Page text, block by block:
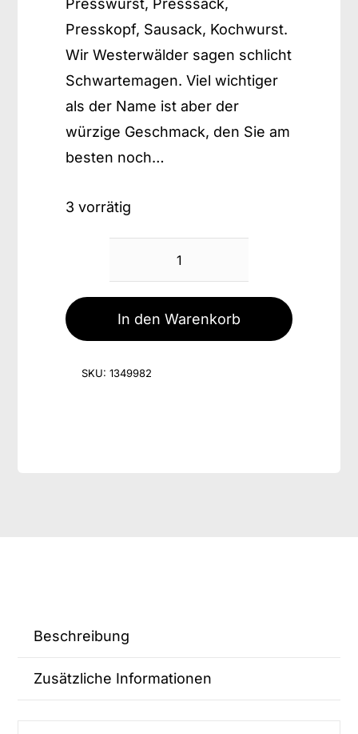
Presswurst, Presssack,
Presskopf, Sausack, Kochwurst.
Wir Westerwälder sagen schlicht
Schwartemagen. Viel wichtiger
als der Name ist aber der
würzige Geschmack, den Sie am
besten noch…
3 vorrätig
Schwartenmagen
Menge
In den Warenkorb
SKU:1349982
Beschreibung
Zusätzliche Informationen